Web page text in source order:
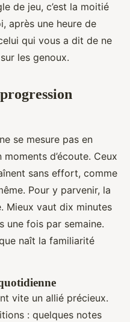
de jeu, c’est la moitié
après une heure de
qui vous a dit de ne
les genoux.
se mesure pas en
d’écoute. Ceux
sans effort, comme
Pour y parvenir, la
Mieux vaut dix minutes
une fois par semaine.
naît la familiarité
vite un allié précieux.
: quelques notes